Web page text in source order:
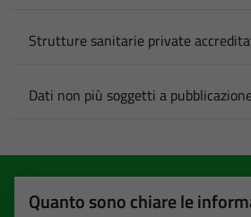
Strutture sanitarie private
Dati non più soggetti a
Quanto sono chiare le